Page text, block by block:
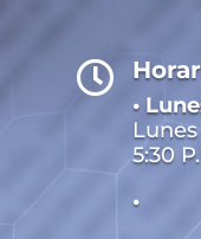

•
5:30
•